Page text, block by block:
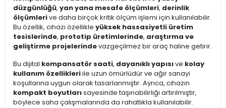
düzgünlüğü, yan yana mesafe ölçümleri, derinlik
ölçümlerive daha birçok kritik ölçüm işlemi için kullanılabilir.
Bu özellik, cihazı özellikle yüksek hassasiyetli üretim
tesislerinde, prototip üretimlerinde, araştırma ve
geliştirme projelerindevazgeçilmez bir araç haline getirir.
Bu dijital kompansatör saati, dayanıklı yapısıve kolay
kullanım özellikleriile uzun ömürlüdür ve ağır sanayi
koşullarına uygun olarak tasarlanmıştır. Ayrıca, cihazın
kompakt boyutlarısayesinde taşınabilirliği artırılmıştır,
böylece saha çalışmalarında da rahatlıkla kullanılabilir.